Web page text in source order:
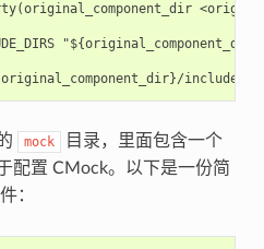
<original-
mock 目录，里面包含一个
配置 CMock。以下是一份简
：